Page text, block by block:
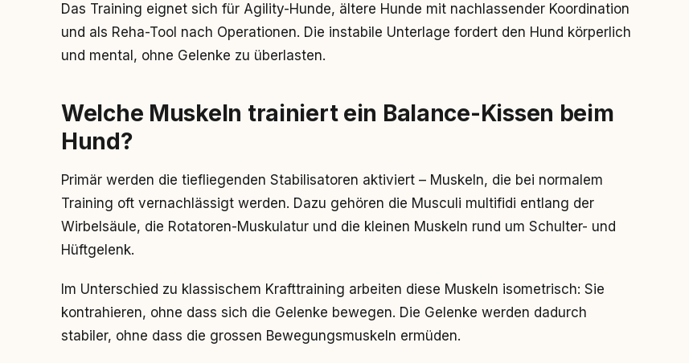
Das Training eignet sich für Agility-Hunde, ältere Hunde mit nachlassender Koordination
und als Reha-Tool nach Operationen. Die instabile Unterlage fordert den Hund körperlich
und mental, ohne Gelenke zu überlasten.
Welche Muskeln trainiert ein Balance-Kissen beim
Hund?
Primär werden die tiefliegenden Stabilisatoren aktiviert – Muskeln, die bei normalem
Training oft vernachlässigt werden. Dazu gehören die Musculi multifidi entlang der
Wirbelsäule, die Rotatoren-Muskulatur und die kleinen Muskeln rund um Schulter- und
Hüftgelenk.
Im Unterschied zu klassischem Krafttraining arbeiten diese Muskeln isometrisch: Sie
kontrahieren, ohne dass sich die Gelenke bewegen. Die Gelenke werden dadurch
stabiler, ohne dass die grossen Bewegungsmuskeln ermüden.